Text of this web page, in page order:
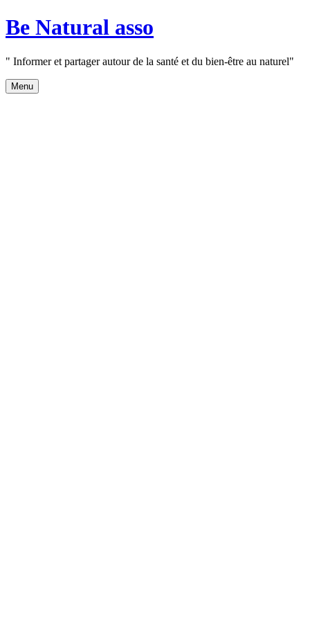
Aller
au
Be Natural asso
" Informer et partager autour de la santé et du bien-être au naturel"
Menu